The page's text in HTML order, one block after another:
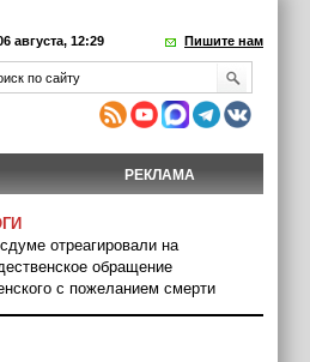
августа, 12:29 Пишите нам
РЕКЛАМА
отреагировали на
обращение
с пожеланием смерти